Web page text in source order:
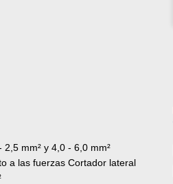
mm² y 4,0 - 6,0 mm²
a las fuerzas Cortador lateral